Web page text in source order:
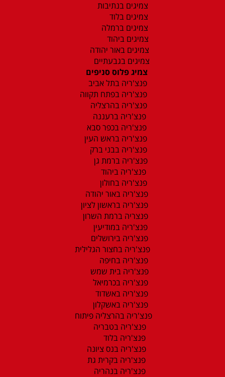
צמיגים בנתיבות
צמיגים בלוד
צמיגים ברמלה
צמיגים ביהוד
צמיגים באור יהודה
צמיגים בגבעתיים
צמיג פלוס סניפים
פנצ'ריה בתל אביב
פנצ'ריה בפתח תקווה
פנצ'ריה בהרצליה
פנצ'ריה ברעננה
פנצ'ריה בכפר סבא
פנצ'ריה בראש העין
פנצ'ריה בבני ברק
פנצ'ריה ברמת גן
פנצ'ריה ביהוד
פנצ'ריה בחולון
פנצ'ריה באור יהודה
פנצ'ריה בראשון לציון
פנצריה ברמת השרון
פנצ'ריה במודיעין
פנצ'ריה בירושלים
פנצ'ריה בחצור הגלילית
פנצ'ריה בחיפה
פנצ'ריה בית שמש
פנצ'ריה בכרמיאל
פנצ'ריה באשדוד
פנצ'ריה באשקלון
פנצ'ריה בהרצליה פיתוח
פנצ'ריה בטבריה
פנצ'ריה בלוד
פנצ'ריה בנס ציונה
פנצ'ריה בקרית גת
פנצ'ריה בנהריה